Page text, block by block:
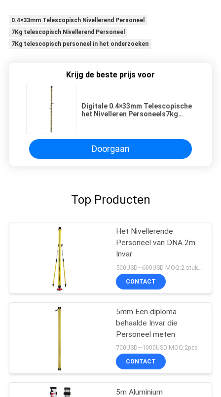
0.4×33mm Telescopisch Nivellerend Personeel
7Kg telescopisch Nivellerend Personeel
7Kg telescopisch personeel in het onderzoeken
Krijg de beste prijs voor
Digitale 0.4×33mm Telescopische
het Nivelleren Personeels7kg
Doorgaan
Top Producten
Het Nivellerende
Personeel van DNA 2m
Invar
CONTACT
5mm Een diploma
behaalde Invar die
Personeel meten
700USD~1000USD MOQ:2pcs
CONTACT
5m Aluminium